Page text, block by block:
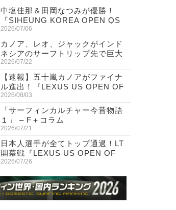
中塩佳那＆田岡なつみが優勝！
『SIHEUNG KOREA OPEN QS
6,000 & LQS』
2026/07/06
カノア、レオ、ジャックがインド
ネシアのサーフトリップ先で巨大
ワニと遭遇！
2026/07/22
【速報】五十嵐カノアがファイナ
ル進出！『LEXUS US OPEN OF
SURFING』
2026/08/03
「サーフィンカルチャー今昔物語
１」 – F＋コラム
2026/07/21
日本人選手が全てトップ通過！LT
開幕戦『LEXUS US OPEN OF
SURFING』初日
2026/07/26